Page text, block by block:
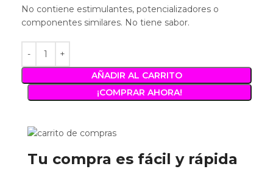
No contiene estimulantes, potencializadores o
componentes similares. No tiene sabor.
AÑADIR AL CARRITO
¡COMPRAR AHORA!
Tu compra es fácil y rápida